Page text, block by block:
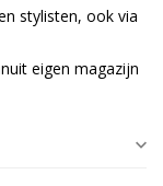
stylisten, ook via
eigen magazijn